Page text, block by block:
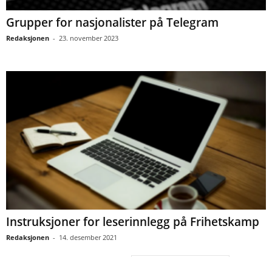
Grupper for nasjonalister på Telegram
Redaksjonen - 23. november 2023
Instruksjoner for leserinnlegg på Frihetskamp
Redaksjonen - 14. desember 2021